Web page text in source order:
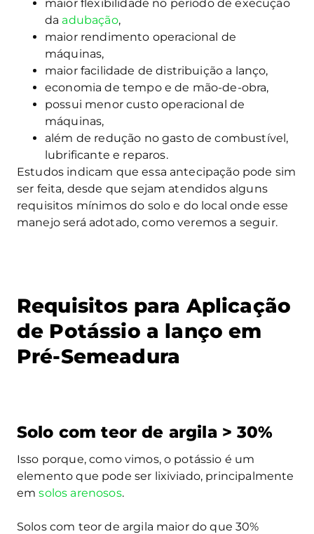
maior flexibilidade no período de execução
da adubação,
maior rendimento operacional de
máquinas,
maior facilidade de distribuição a lanço,
economia de tempo e de mão-de-obra,
possui menor custo operacional de
máquinas,
além de redução no gasto de combustível,
lubrificante e reparos.
Estudos indicam que essa antecipação pode sim
ser feita, desde que sejam atendidos alguns
requisitos mínimos do solo e do local onde esse
manejo será adotado, como veremos a seguir.
Requisitos para Aplicação
de Potássio a lanço em
Pré-Semeadura
Solo com teor de argila > 30%
Isso porque, como vimos, o potássio é um
elemento que pode ser lixiviado, principalmente
emsolos arenosos.
Solos com teor de argila maior do que 30%